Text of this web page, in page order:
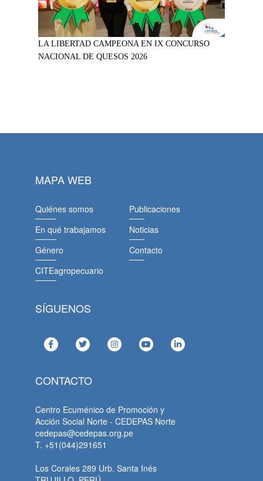
LA LIBERTAD CAMPEONA EN IX CONCURSO
NACIONAL DE QUESOS 2026
MAPA WEB
Quiénes somos
En qué trabajamos
Género
CITEagropecuario
Publicaciones
Noticias
Contacto
SÍGUENOS
CONTACTO
Centro Ecuménico de Promoción y
Acción Social Norte - CEDEPAS Norte
cedepas@cedepas.org.pe
T. +51(044)291651
Los Corales 289 Urb. Santa Inés